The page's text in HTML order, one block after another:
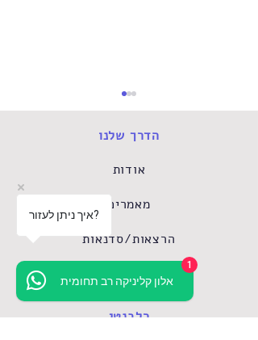
וההתפתחות הרגשית של
הילד – למה הוא כל כך
משמעותי?
הדרך שלנו
אודות
מאמרים
הרצאות/סדנאות
עסקים וארגונים
רלבנטי
איך ניתן לעזור?
אלון קליניקה רב תחומית
1